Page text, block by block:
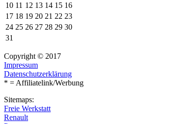
10 11 12 13 14 15 16
17 18 19 20 21 22 23
24 25 26 27 28 29 30
31
Copyright © 2017
Impressum
Datenschutzerklärung
* = Affiliatelink/Werbung
Sitemaps:
Freie Werkstatt
Renault